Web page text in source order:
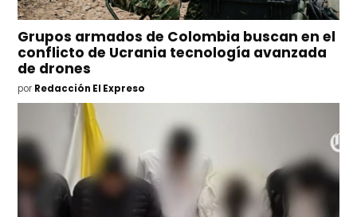
Grupos armados de Colombia buscan en el
conflicto de Ucrania tecnología avanzada
de drones
por Redacción El Expreso